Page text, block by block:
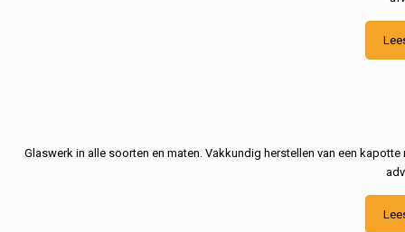
Glaswerk in alle soorten en maten. Vakkundig herstellen van een